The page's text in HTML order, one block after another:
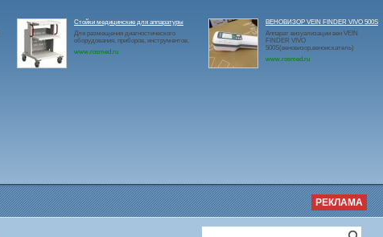
Стойки медицинские для аппаратуры
Для размещения диагностического
оборудования, приборов, инструментов.
www.rosmed.ru
ВЕНОВИЗОР VEIN FINDER VIVO 500S
Аппарат визуализации вен VEIN
FINDER VIVO
500S(веновизор,веноискатель)
www.rosmed.ru
РЕКЛАМА